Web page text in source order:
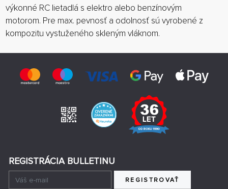
výkonné RC lietadlá s elektro alebo benzínovým
motorom. Pre max. pevnosť a odolnosť sú vyrobené z
kompozitu vystuženého skleným vláknom.
REGISTRÁCIA BULLETINU
REGISTROVAŤ